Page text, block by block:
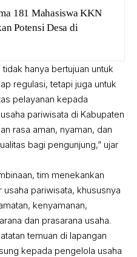
181 Mahasiswa KKN
Potensi Desa di
hanya bertujuan untuk
regulasi, tetapi juga untuk
pelayanan kepada
pariwisata di Kabupaten
rasa aman, nyaman, dan
bagi pengunjung,” ujar
tim menekankan
pariwisata, khususnya
kenyamanan,
dan prasarana usaha.
temuan di lapangan
kepada pengelola usaha